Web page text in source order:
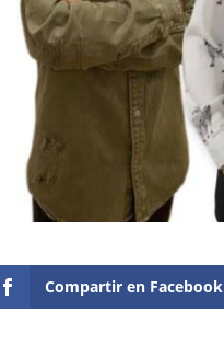
Compartir en Facebook